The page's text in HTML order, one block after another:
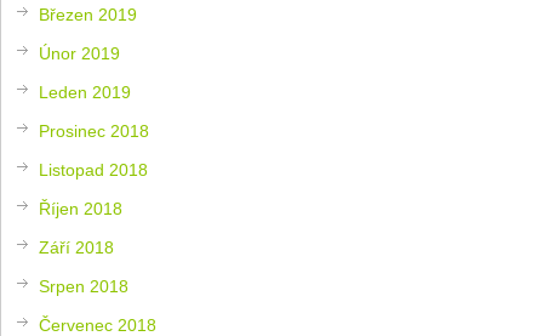
Březen 2019
Únor 2019
Leden 2019
Prosinec 2018
Listopad 2018
Říjen 2018
Září 2018
Srpen 2018
Červenec 2018